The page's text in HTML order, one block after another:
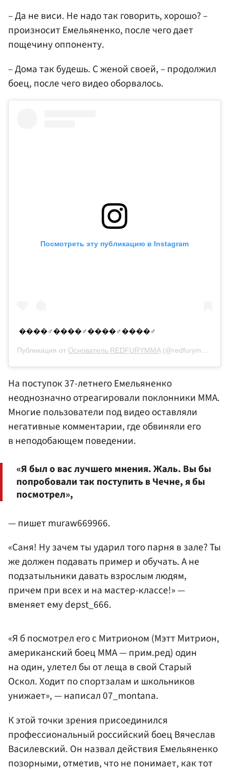
– Да не виси. Не надо так говорить, хорошо? –
произносит Емельяненко, после чего дает
пощечину оппоненту.
– Дома так будешь. С женой своей, – продолжил
боец, после чего видео оборвалось.
Посмотреть эту публикацию в Instagram
����‍♂️����‍♂️����‍♂️����‍♂️
Публикация от Основатель REDFURYMMA(@redfurymma_official)
На поступок 37-летнего Емельяненко
неоднозначно отреагировали поклонники MMA.
Многие пользователи под видео оставляли
негативные комментарии, где обвиняли его
в неподобающем поведении.
«Я был о вас лучшего мнения. Жаль. Вы бы
попробовали так поступить в Чечне, я бы
посмотрел»,
— пишет muraw669966.
«Саня! Ну зачем ты ударил того парня в зале? Ты
же должен подавать пример и обучать. А не
подзатыльники давать взрослым людям,
причем при всех и на мастер-классе!» —
вменяет ему depst_666.
«Я б посмотрел его с Митрионом (Мэтт Митрион,
американский боец MMA — прим.ред) один
на один, улетел бы от леща в свой Старый
Оскол. Ходит по спортзалам и школьников
унижает», — написал 07_montana.
К этой точки зрения присоединился
профессиональный российский боец Вячеслав
Василевский. Он назвал действия Емельяненко
позорными, отметив, что не понимает, как тот